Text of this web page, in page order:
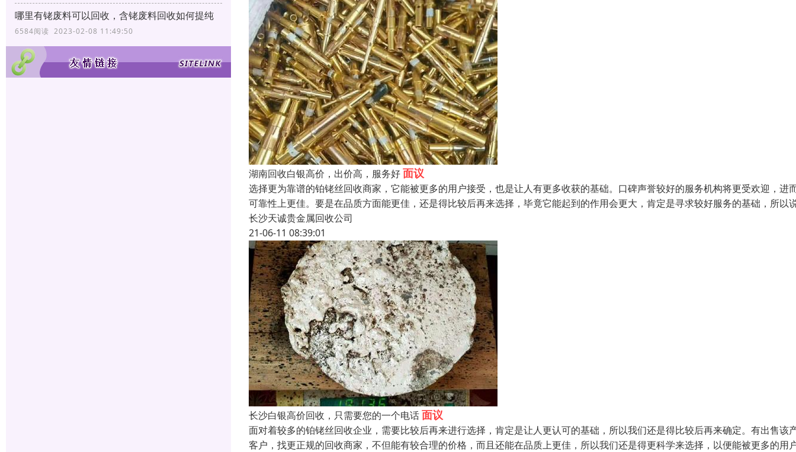
哪里有铑废料可以回收，含铑废料回收如何提纯
6584阅读 2023-02-08 11:49:50
湖南回收白银高价，出价高，服务好面议
选择更为靠谱的铂铑丝回收商家，它能被更多的用户接受，也是让人有更多收获的基础。口碑声誉较好的服务机构将更受欢迎，进
可靠性上更佳。要是在品质方面能更佳，还是得比较后再来选择，毕竟它能起到的作用会更大，肯定是寻求较好服务的基础，所以
长沙天诚贵金属回收公司
21-06-11 08:39:01
长沙白银高价回收，只需要您的一个电话面议
面对着较多的铂铑丝回收企业，需要比较后再来进行选择，肯定是让人更认可的基础，所以我们还是得比较后再来确定。有出售该
客户，找更正规的回收商家，不但能有较合理的价格，而且还能在品质上更佳，所以我们还是得更科学来选择，以便能被更多的用